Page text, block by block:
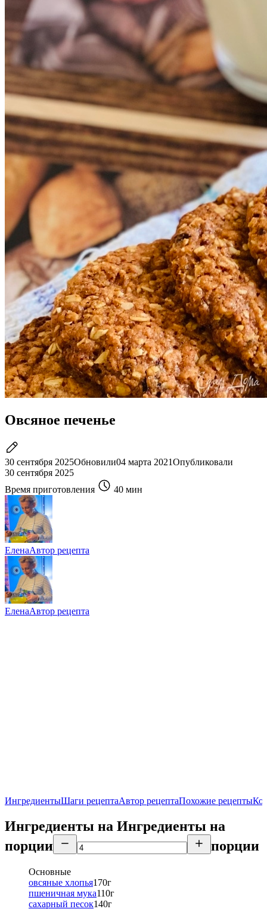
Овсяное печенье
30 сентября 2025Обновили04 марта 2021Опубликовали
30 сентября 2025
Время приготовления
40 мин
ЕленаАвтор рецепта
ЕленаАвтор рецепта
ИнгредиентыШаги рецептаАвтор рецептаПохожие рецепты
Ингредиенты на Ингредиенты на
порции
порции
Основные
овсяные хлопья170г
пшеничная мука110г
сахарный песок140г